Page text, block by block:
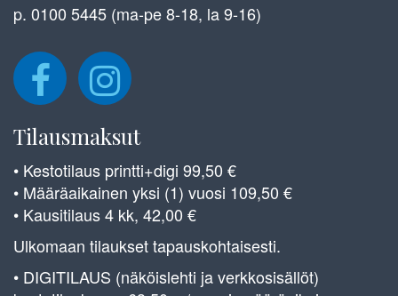
p. 0100 5445 (ma-pe 8-18, la 9-16)
Tilausmaksut
• Kestotilaus printti+digi 99,50 €
• Määräaikainen yksi (1) vuosi 109,50 €
• Kausitilaus 4 kk, 42,00 €
Ulkomaan tilaukset tapauskohtaisesti.
• DIGITILAUS (näköislehti ja verkkosisällöt)